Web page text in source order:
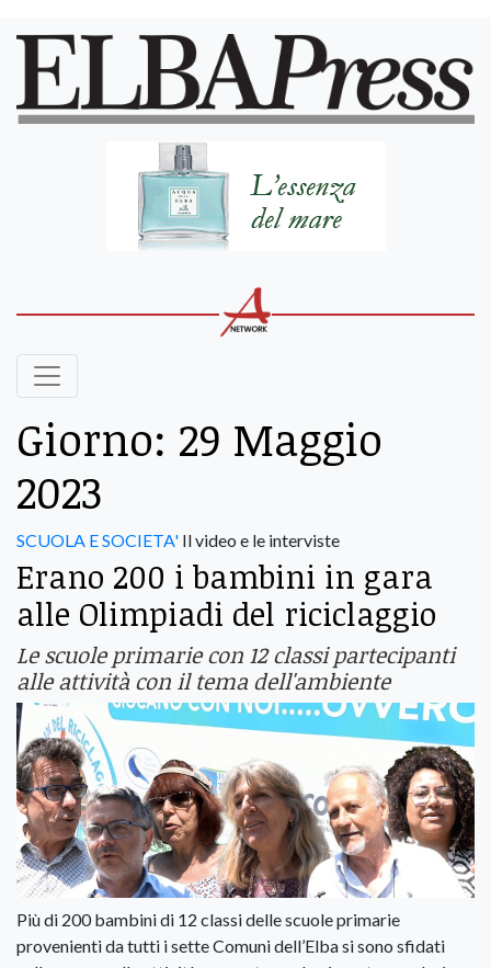
Giorno: 29 Maggio
2023
SCUOLA E SOCIETA' Il video e le interviste
Erano 200 i bambini in gara
alle Olimpiadi del riciclaggio
Le scuole primarie con 12 classi partecipanti
alle attività con il tema dell'ambiente
Più di 200 bambini di 12 classi delle scuole primarie
provenienti da tutti i sette Comuni dell’Elba si sono sfidati